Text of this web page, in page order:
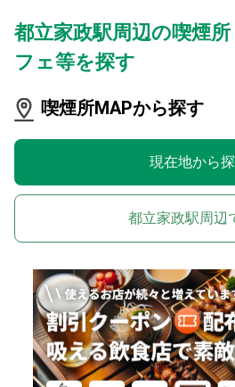
都立家政駅周辺の喫煙
フェ等を探す
喫煙所MAPから探す
現在地から
都立家政駅周辺